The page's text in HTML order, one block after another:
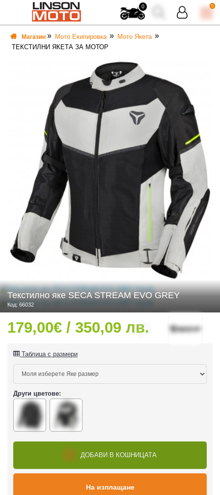
ЕКИПИРОВКА
0 0
Магазин Мото Екипировка
Мото Якета
ТЕКСТИЛНИ ЯКЕТА ЗА МОТОР
Текстилно яке SECA STREAM EVO GREY
Код: 66032
179,00€ / 350,09 лв.
Таблица с размери
Други цветове:
ДОБАВИ В КОШНИЦАТА
На изплащане